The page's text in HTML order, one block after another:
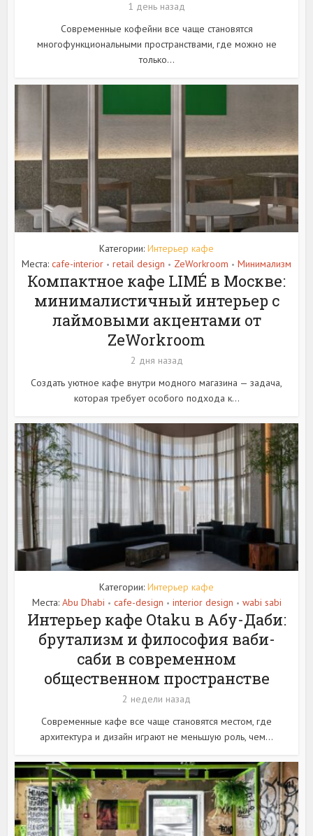
1 день назад
Современные кофейни все чаще становятся
многофункциональными пространствами, где можно не
только...
Категории: Интерьер кафе
Места: cafe-interior • retail design • ZeWorkroom • Минимализм
Компактное кафе LIMÉ в Москве:
минималистичный интерьер с
лаймовыми акцентами от
ZeWorkroom
2 дня назад
Создать уютное кафе внутри модного магазина — задача,
которая требует особого подхода к...
Категории: Интерьер кафе
Места: Abu Dhabi • cafe-design • interior design • wabi sabi
Интерьер кафе Otaku в Абу-Даби:
брутализм и философия ваби-
саби в современном
общественном пространстве
2 недели назад
Современные кафе все чаще становятся местом, где
архитектура и дизайн играют не меньшую роль, чем...